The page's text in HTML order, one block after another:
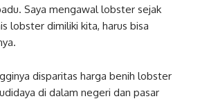
Saya mengawal lobster sejak
lobster dimiliki kita, harus bisa
disparitas harga benih lobster
di dalam negeri dan pasar